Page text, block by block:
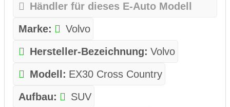
Händler für dieses E-Auto Modell
Marke:
Volvo
Hersteller-Bezeichnung: Volvo
Modell: EX30 Cross Country
Aufbau:
SUV